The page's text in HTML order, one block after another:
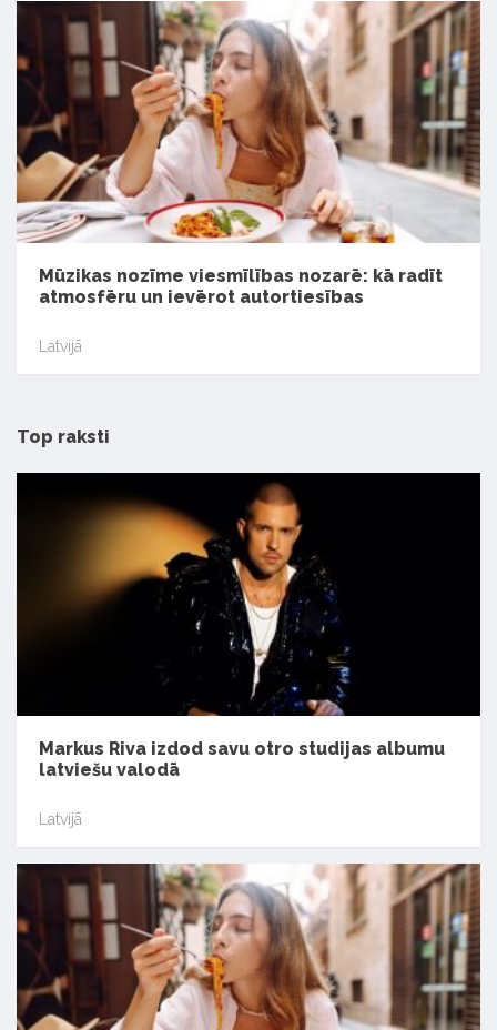
Mūzikas nozīme viesmīlības nozarē: kā radīt
atmosfēru un ievērot autortiesības
Latvijā
Top raksti
Markus Riva izdod savu otro studijas albumu
latviešu valodā
Latvijā